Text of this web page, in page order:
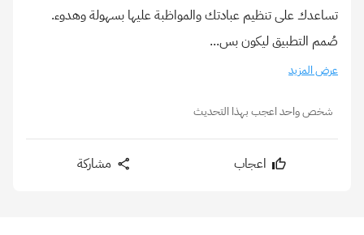
تساعدك على تنظيم عبادتك والمواظبة عليها بسهولة وهدوء.
صُمم التطبيق ليكون بس...
عرض المزيد
شخص واحد اعجب بهذا التحديث
اعجاب مشاركة